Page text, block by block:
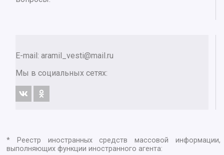
E-mail: aramil_vesti@mail.ru
Мы в социальных сетях:
* Реестр иностранных средств массовой информации,
выполняющих функции иностранного агента: